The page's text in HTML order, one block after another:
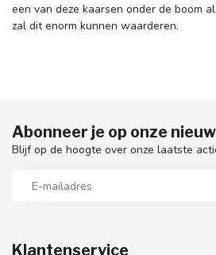
een van deze kaarsen onder de boom
zal dit enorm kunnen waarderen.
Klantenservice
Abonneer je op onze
Blijf op de hoogte over onze laatste